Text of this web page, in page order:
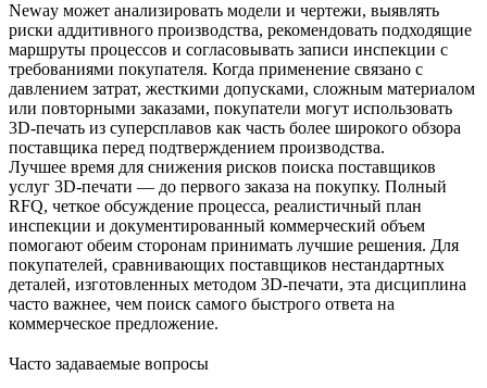
Neway может анализировать модели и чертежи, выявлять
риски аддитивного производства, рекомендовать подходящие
маршруты процессов и согласовывать записи инспекции с
требованиями покупателя. Когда применение связано с
давлением затрат, жесткими допусками, сложным материалом
или повторными заказами, покупатели могут использовать
3D-печать из суперсплавов как часть более широкого обзора
поставщика перед подтверждением производства.
Лучшее время для снижения рисков поиска поставщиков
услуг 3D-печати — до первого заказа на покупку. Полный
RFQ, четкое обсуждение процесса, реалистичный план
инспекции и документированный коммерческий объем
помогают обеим сторонам принимать лучшие решения. Для
покупателей, сравнивающих поставщиков нестандартных
деталей, изготовленных методом 3D-печати, эта дисциплина
часто важнее, чем поиск самого быстрого ответа на
коммерческое предложение.
Часто задаваемые вопросы